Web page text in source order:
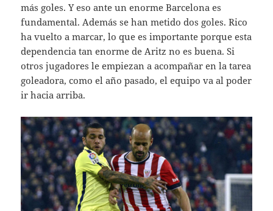
más goles. Y eso ante un enorme Barcelona es
fundamental. Además se han metido dos goles. Rico
ha vuelto a marcar, lo que es importante porque esta
dependencia tan enorme de Aritz no es buena. Si
otros jugadores le empiezan a acompañar en la tarea
goleadora, como el año pasado, el equipo va al poder
ir hacia arriba.